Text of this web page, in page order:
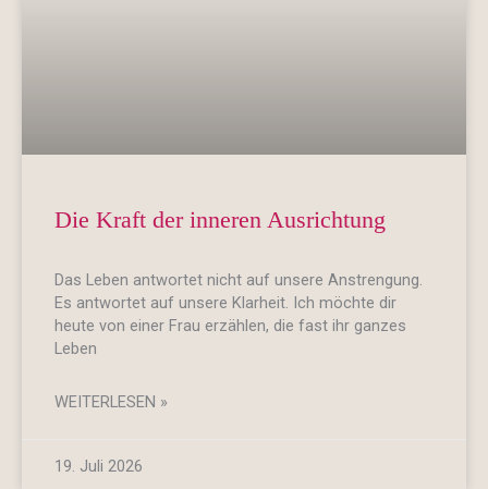
Die Kraft der inneren Ausrichtung
Das Leben antwortet nicht auf unsere Anstrengung.
Es antwortet auf unsere Klarheit. Ich möchte dir
heute von einer Frau erzählen, die fast ihr ganzes
Leben
WEITERLESEN »
19. Juli 2026